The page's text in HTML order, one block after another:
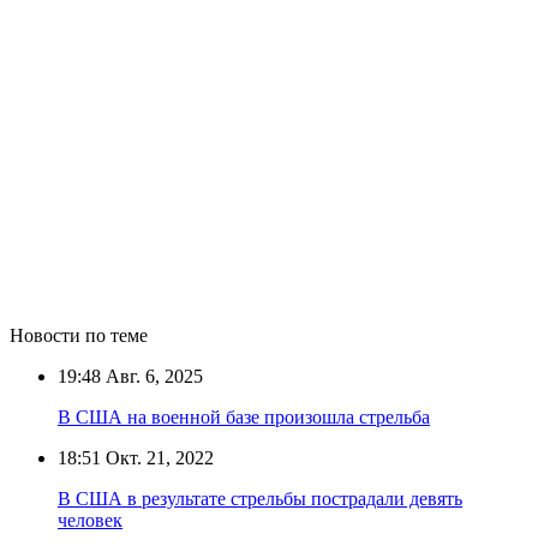
Новости по теме
19:48 Авг. 6, 2025
В США на военной базе произошла стрельба
18:51 Окт. 21, 2022
В США в результате стрельбы пострадали девять
человек